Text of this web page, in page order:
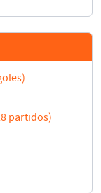
partidos)